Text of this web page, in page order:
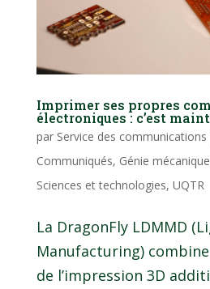
Imprimer ses propres
électroniques : c’est
par Service des communications
Communiqués, Génie mécanique
Sciences et technologies, UQTR
La DragonFly LDMMD
Manufacturing)
de l’impression 3D